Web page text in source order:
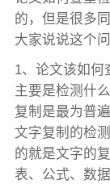
的，但是很多
大家说说这个问
1、论文该如何
主要是检测什
复制是最为普
文字复制的检
的就是文字的
表、公式、数